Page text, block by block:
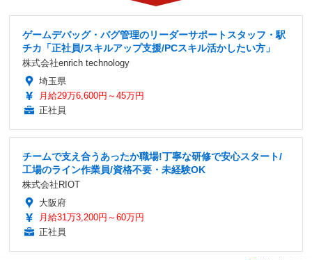
ゲームデバッグ・バグ管理のリーダーサポートスタッフ・駅
チカ「正社員/スキルアップ支援/PCスキル活かしたい方」
株式会社enrich technology
埼玉県
月給29万6,600円～45万円
正社員
チームで支え合うあったか職場!丁寧な研修で安心スタート/
工場のライン作業員/資格不要・未経験OK
株式会社RIOT
大阪府
月給31万3,200円～60万円
正社員